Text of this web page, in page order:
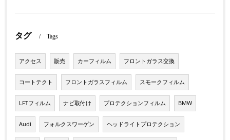
タグ Tags
アクセス 販売 カーフィルム フロントガラス交換
コートテクト フロントガラスフィルム スモークフィルム
LFTフィルム ナビ取付け プロテクションフィルム BMW
Audi フォルクスワーゲン ヘッドライトプロテクション